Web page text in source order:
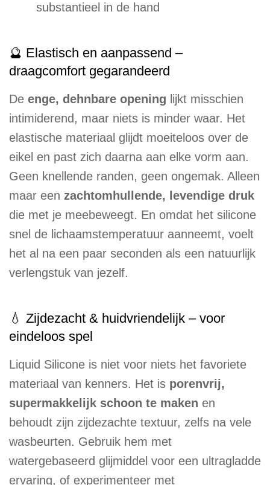
substantieel in de hand
🔮 Elastisch en aanpassend –
draagcomfort gegarandeerd
De enge, dehnbare opening lijkt misschien
intimiderend, maar niets is minder waar. Het
elastische materiaal glijdt moeiteloos over de
eikel en past zich daarna aan elke vorm aan.
Geen knellende randen, geen ongemak. Alleen
maar een zachtomhullende, levendige druk
die met je meebeweegt. En omdat het silicone
snel de lichaamstemperatuur aanneemt, voelt
het al na een paar seconden als een natuurlijk
verlengstuk van jezelf.
💧 Zijdezacht & huidvriendelijk – voor
eindeloos spel
Liquid Silicone is niet voor niets het favoriete
materiaal van kenners. Het is porenvrij,
supermakkelijk schoon te maken en
behoudt zijn zijdezachte textuur, zelfs na vele
wasbeurten. Gebruik hem met
watergebaseerd glijmiddel voor een ultragladde
ervaring, of experimenteer met